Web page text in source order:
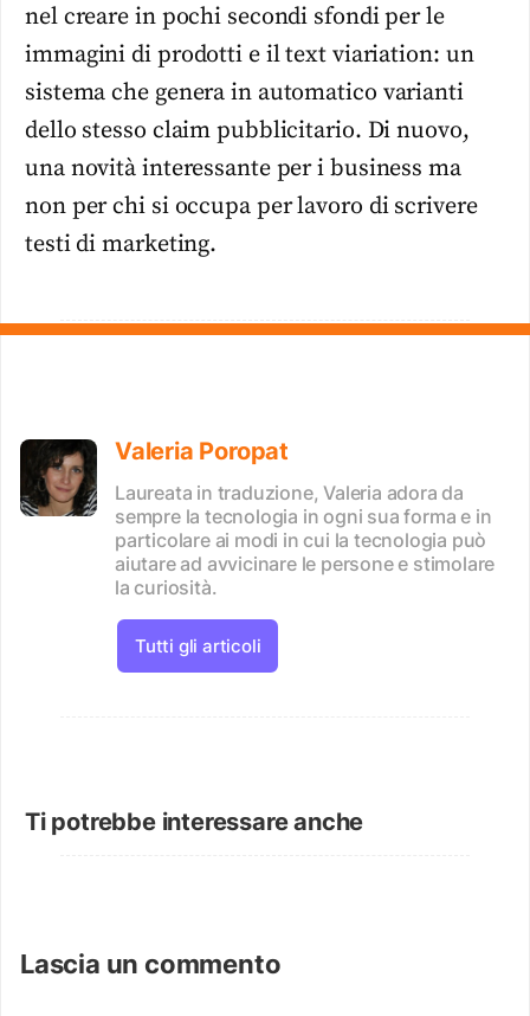
nel creare in pochi secondi sfondi per le
immagini di prodotti e il text viariation: un
sistema che genera in automatico varianti
dello stesso claim pubblicitario. Di nuovo,
una novità interessante per i business ma
non per chi si occupa per lavoro di scrivere
testi di marketing.
Valeria Poropat
Laureata in traduzione, Valeria adora da
sempre la tecnologia in ogni sua forma e in
particolare ai modi in cui la tecnologia può
aiutare ad avvicinare le persone e stimolare
la curiosità.
Tutti gli articoli
Ti potrebbe interessare anche
Lascia un commento